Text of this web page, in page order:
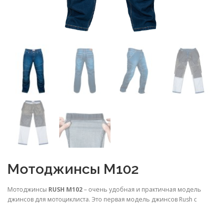
Мотоджинсы M102
Мотоджинсы RUSH M102– очень удобная и практичная модель
джинсов для мотоциклиста. Это первая модель джинсов Rush с